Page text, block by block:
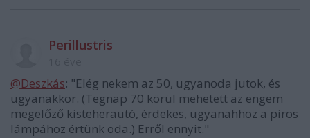
Perillustris
@Deszkás: "Elég nekem az 50, ugyanoda jutok, és
ugyanakkor. (Tegnap 70 körül mehetett az engem
megelőző kisteherautó, érdekes, ugyanahhoz a piros
lámpához értünk oda.) Erről ennyit."